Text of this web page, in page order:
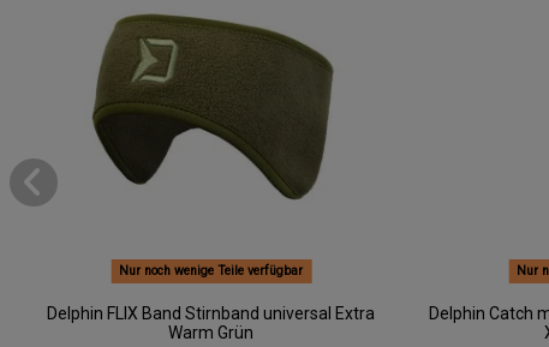
Nur noch wenige Teile verfügbar
Delphin FLIX Band Stirnband universal Extra
Warm Grün
Nur
Delphin Catch